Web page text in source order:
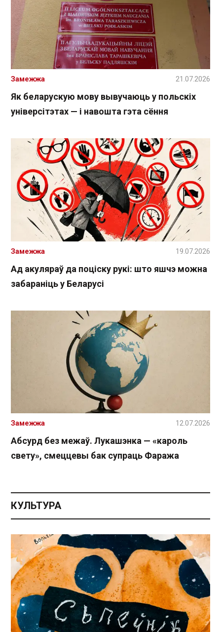
Як беларускую мову вывучаюць у польскіх
універсітэтах — і навошта гэта сёння
Замежжа 21.07.2026
Ад акуляраў да поціску рукі: што яшчэ можна
забараніць у Беларусі
Замежжа 19.07.2026
Абсурд без межаў. Лукашэнка — «кароль
свету», смеццевы бак супраць Фаража
Замежжа 12.07.2026
КУЛЬТУРА